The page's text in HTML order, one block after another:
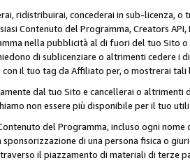
ridistribuirai, concederai in sub-licenza,
Contenuto del Programma, Creators
nella pubblicità al di fuori del tuo Sito
di sublicenziare o altrimenti cedere i
il tuo tag da Affiliato per, o mostrerai tali
dal tuo Sito e cancellerai o
non essere più disponibile per il tuo
del Programma, incluso ogni
di una persona fisica o
il piazzamento di materiali di terze